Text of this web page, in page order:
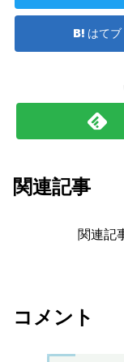
はてブ
関連記事
関連記
コメント